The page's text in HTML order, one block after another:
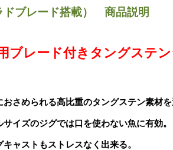
ドブレード搭載） 商品説明
ブレード付きタングステン
さめられる高比重のタングステン素材を
イズのジグでは口を使わない魚に有効。
ャストもストレスなく出来る。